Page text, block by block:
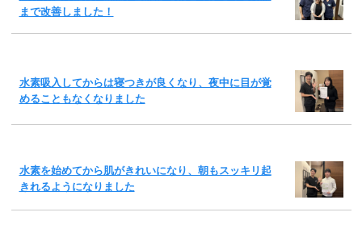
まで改善しました！
水素吸入してからは寝つきが良くなり、夜中に目が覚
めることもなくなりました
水素を始めてから肌がきれいになり、朝もスッキリ起
きれるようになりました